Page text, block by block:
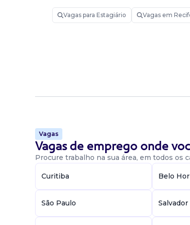
Vagas para Estagiário Vagas em
Vagas
Vagas de emprego onde
Procure trabalho na sua área, em todos os
Curitiba Belo
São Paulo Salvador